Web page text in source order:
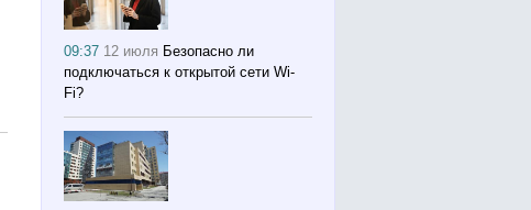
09:37 12 июля Безопасно ли
подключаться к открытой сети Wi-
Fi?